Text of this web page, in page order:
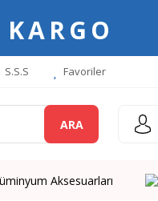
S.S.S Favoriler
ARA
Aksesuarları